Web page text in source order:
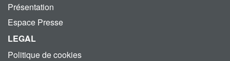
Présentation
Espace Presse
LEGAL
Politique de cookies